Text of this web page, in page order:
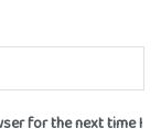
for the next time I